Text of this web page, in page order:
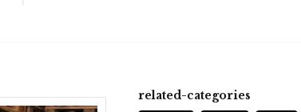
related-categories